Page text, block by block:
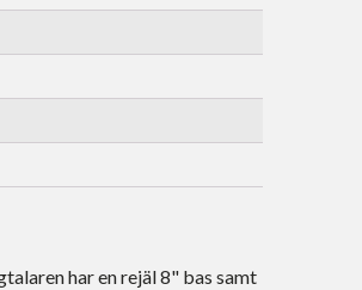
har en rejäl 8" bas samt